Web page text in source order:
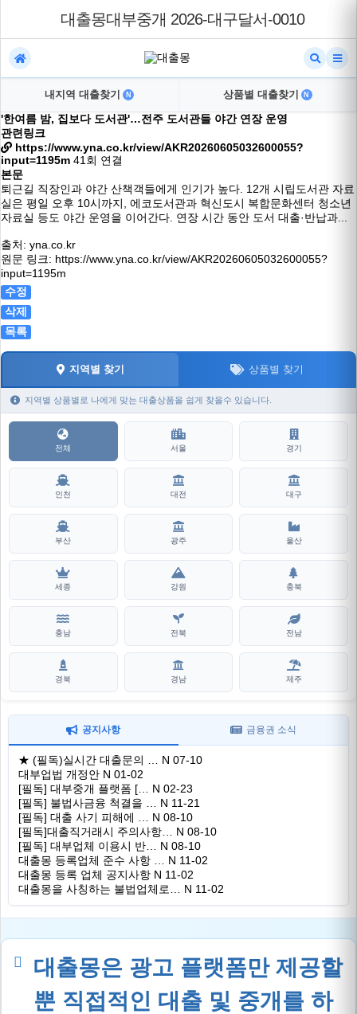
대출몽대부중개 2026-대구달서-0010
내지역 대출찾기 N 상품별 대출찾기 N
'한여름 밤, 집보다 도서관'…전주 도서관들 야간 연장 운영
관련링크
https://www.yna.co.kr/view/AKR20260605032600055?
input=1195m 41회 연결
본문
퇴근길 직장인과 야간 산책객들에게 인기가 높다. 12개 시립도서관 자료
실은 평일 오후 10시까지, 에코도서관과 혁신도시 복합문화센터 청소년
자료실 등도 야간 운영을 이어간다. 연장 시간 동안 도서 대출·반납과...
출처: yna.co.kr
원문 링크: https://www.yna.co.kr/view/AKR20260605032600055?
input=1195m
수정
삭제
목록
지역별 찾기 상품별 찾기
지역별 상품별로 나에게 맞는 대출상품을 쉽게 찾을수 있습니다.
전체 서울 경기
인천 대전 대구
부산 광주 울산
세종 강원 충북
충남 전북 전남
경북 경남 제주
공지사항 금융권 소식
★ (필독)실시간 대출문의 … N 07-10
대부업법 개정안 N 01-02
[필독] 대부중개 플랫폼 [… N 02-23
[필독] 불법사금융 척결을 … N 11-21
[필독] 대출 사기 피해에 … N 08-10
[필독]대출직거래시 주의사항… N 08-10
[필독] 대부업체 이용시 반… N 08-10
대출몽 등록업체 준수 사항 … N 11-02
대출몽 등록 업체 공지사항 N 11-02
대출몽을 사칭하는 불법업체로… N 11-02
대출몽은 광고 플랫폼만 제공할
뿐 직접적인 대출 및 중개를 하